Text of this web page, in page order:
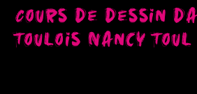
Cours de dessin
Toulois Nancy Toul